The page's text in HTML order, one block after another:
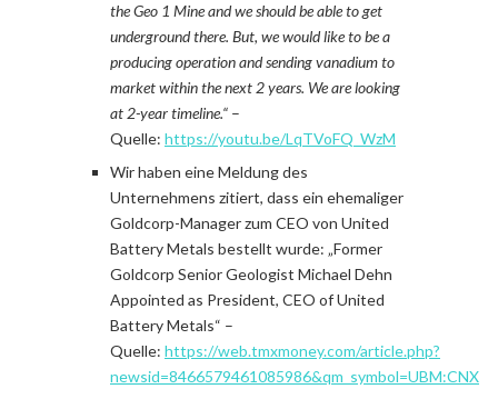
the Geo 1 Mine and we should be able to get
underground there. But, we would like to be a
producing operation and sending vanadium to
market within the next 2 years. We are looking
at 2-year timeline.“ –
Quelle: https://youtu.be/LqTVoFQ_WzM
Wir haben eine Meldung des
Unternehmens zitiert, dass ein ehemaliger
Goldcorp-Manager zum CEO von United
Battery Metals bestellt wurde: „Former
Goldcorp Senior Geologist Michael Dehn
Appointed as President, CEO of United
Battery Metals“ –
Quelle: https://web.tmxmoney.com/article.php?
newsid=8466579461085986&qm_symbol=UBM:CNX